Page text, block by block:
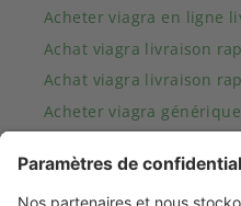
Acheter viagra en ligne
Achat viagra livraison
Achat viagra livraison
Acheter viagra
Achat viagra pas cher